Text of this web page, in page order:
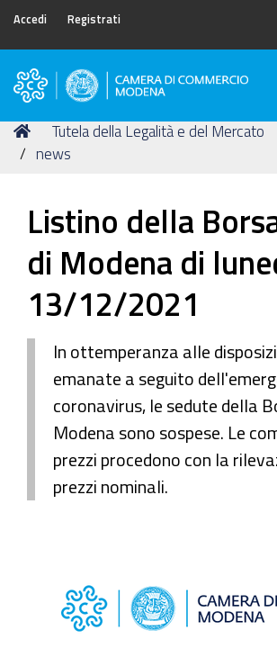
Accedi Registrati
Camera
Commercio
di
Tu
sei
Home
Tutela della Legalità e del Mercato
news
Listino della
di Modena di
13/12/2021
In ottemperanza alle
emanate a seguito
coronavirus, le sedute della
Modena sono sospese. Le
prezzi procedono con la
prezzi nominali.